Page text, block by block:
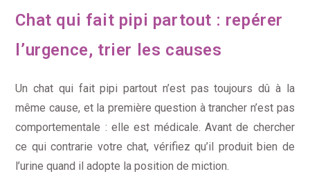
Chat qui fait pipi partout : repérer
l’urgence, trier les causes
Un chat qui fait pipi partout n’est pas toujours dû à la
même cause, et la première question à trancher n’est pas
comportementale : elle est médicale. Avant de chercher
ce qui contrarie votre chat, vérifiez qu’il produit bien de
l’urine quand il adopte la position de miction.